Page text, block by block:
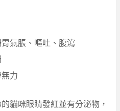
氣脹、嘔吐、腹瀉
力
貓咪眼睛發紅並有分泌物，